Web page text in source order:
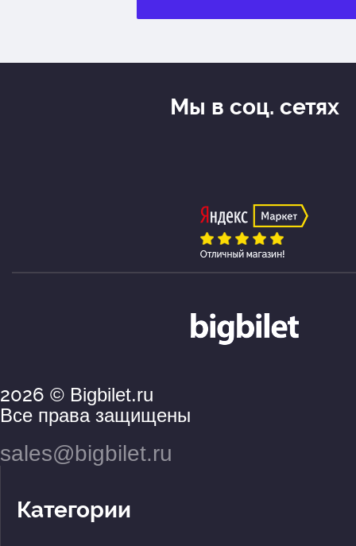
2026 © Bigbilet.ru
Все права защищены
sales@bigbilet.ru
Категории
Мы в соц. сетях